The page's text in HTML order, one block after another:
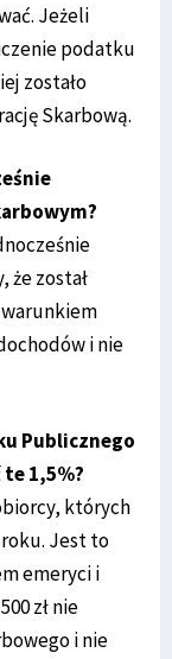
Jeżeli
podatku
zostało
Skarbową.
że został
i nie
Publicznego
te 1,5%?
których
roku. Jest to
emeryci i
zł nie
i nie